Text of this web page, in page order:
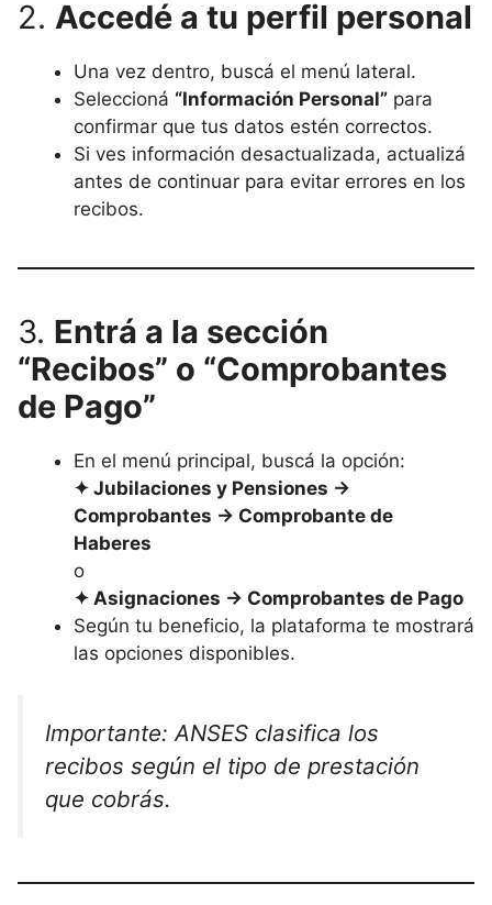
2. Accedé a tu perfil personal
Una vez dentro, buscá el menú lateral.
Seleccioná “Información Personal” para
confirmar que tus datos estén correctos.
Si ves información desactualizada, actualizá
antes de continuar para evitar errores en los
recibos.
3. Entrá a la sección
“Recibos” o “Comprobantes
de Pago”
En el menú principal, buscá la opción:
✦ Jubilaciones y Pensiones →
Comprobantes → Comprobante de
Haberes
o
✦ Asignaciones → Comprobantes de Pago
Según tu beneficio, la plataforma te mostrará
las opciones disponibles.
Importante: ANSES clasifica los
recibos según el tipo de prestación
que cobrás.